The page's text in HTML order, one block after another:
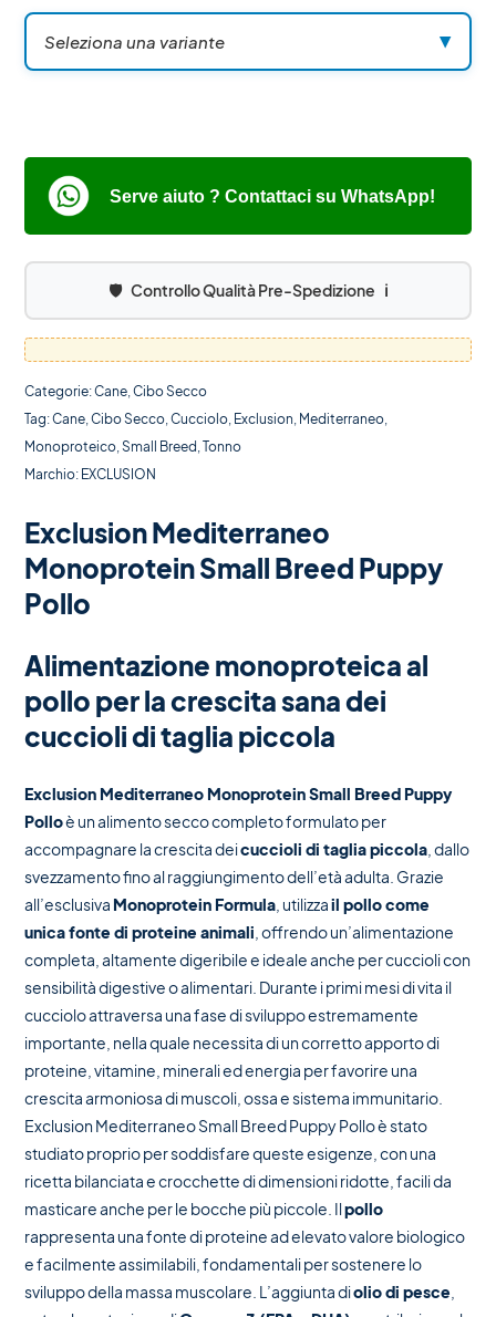
Seleziona una variante ▼
Serve aiuto ? Contattaci su WhatsApp!
🛡️ Controllo Qualità Pre-Spedizione ℹ️
Categorie:Cane,Cibo Secco
Tag:Cane,Cibo Secco,Cucciolo, Exclusion, Mediterraneo,
Monoproteico,Small Breed,Tonno
Marchio: EXCLUSION
Exclusion Mediterraneo
Monoprotein Small Breed Puppy
Pollo
Alimentazione monoproteica al
pollo per la crescita sana dei
cuccioli di taglia piccola
Exclusion Mediterraneo Monoprotein Small Breed Puppy
Polloè un alimento secco completo formulato per
accompagnare la crescita deicuccioli di taglia piccola , dallo
svezzamento fino al raggiungimento dell’età adulta. Grazie
all’esclusiva Monoprotein Formula , utilizzail pollo come
unica fonte di proteine animali , offrendo un’alimentazione
completa, altamente digeribile e ideale anche per cuccioli con
sensibilità digestive o alimentari. Durante i primi mesi di vita il
cucciolo attraversa una fase di sviluppo estremamente
importante, nella quale necessita di un corretto apporto di
proteine, vitamine, minerali ed energia per favorire una
crescita armoniosa di muscoli, ossa e sistema immunitario.
Exclusion Mediterraneo Small Breed Puppy Pollo è stato
studiato proprio per soddisfare queste esigenze, con una
ricetta bilanciata e crocchette di dimensioni ridotte, facili da
masticare anche per le bocche più piccole. Ilpollo
rappresenta una fonte di proteine ad elevato valore biologico
e facilmente assimilabili, fondamentali per sostenere lo
sviluppo della massa muscolare. L’aggiunta diolio di pesce